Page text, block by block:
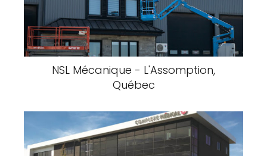
NSL Mécanique - L'Assomption,
Québec